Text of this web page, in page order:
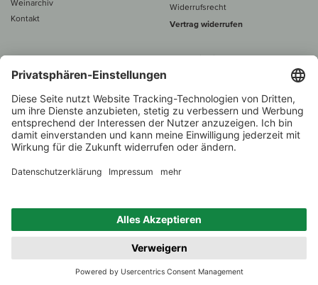
Weinarchiv
Kontakt
Widerrufsrecht
Vertrag widerrufen
Alle Preise inkl. MwSt., zzgl. 5 €
60 € versand­kosten­
Beratung unter
1.000 Winzer –
Weinhändler
des Jahres 2022
Zurück